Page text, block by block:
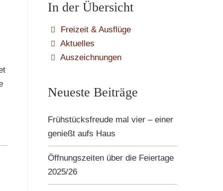
In der Übersicht
Freizeit & Ausflüge
Aktuelles
Auszeichnungen
Neueste Beiträge
Frühstücksfreude mal vier – einer
genießt aufs Haus
Öffnungszeiten über die Feiertage
2025/26